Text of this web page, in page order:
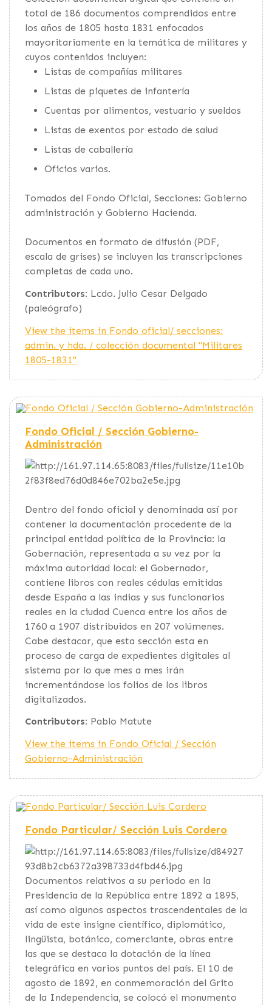
total de 186 documentos comprendidos entre
los años de 1805 hasta 1831 enfocados
mayoritariamente en la temática de militares y
cuyos contenidos incluyen:
Listas de compañías militares
Listas de piquetes de infantería
Cuentas por alimentos, vestuario y sueldos
Listas de exentos por estado de salud
Listas de caballería
Oficios varios.
Tomados del Fondo Oficial, Secciones: Gobierno
administración y Gobierno Hacienda.
Documentos en formato de difusión (PDF,
escala de grises) se incluyen las transcripciones
completas de cada uno.
Contributors: Lcdo. Julio Cesar Delgado
(paleógrafo)
View the items in Fondo oficial/ secciones:
admin. y hda. / colección documental "Militares
1805-1831"
Fondo Oficial / Sección Gobierno-
Administración
Dentro del fondo oficial y denominada así por
contener la documentación procedente de la
principal entidad política de la Provincia: la
Gobernación, representada a su vez por la
máxima autoridad local: el Gobernador,
contiene libros con reales cédulas emitidas
desde España a las indias y sus funcionarios
reales en la ciudad Cuenca entre los años de
1760 a 1907 distribuidos en 207 volúmenes.
Cabe destacar, que esta sección esta en
proceso de carga de expedientes digitales al
sistema por lo que mes a mes irán
incrementándose los folios de los libros
digitalizados.
Contributors: Pablo Matute
View the items in Fondo Oficial / Sección
Gobierno-Administración
Fondo Particular/ Sección Luis Cordero
Documentos relativos a su periodo en la
Presidencia de la República entre 1892 a 1895,
así como algunos aspectos trascendentales de la
vida de este insigne científico, diplomático,
lingüista, botánico, comerciante, obras entre
las que se destaca la dotación de la línea
telegráfica en varios puntos del país. El 10 de
agosto de 1892, en conmemoración del Grito
de la Independencia, se colocó el monumento